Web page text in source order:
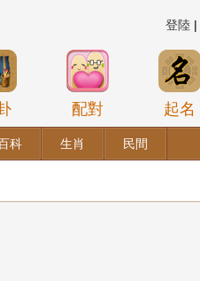
登陸 |
配對 起名
科 生肖 民間